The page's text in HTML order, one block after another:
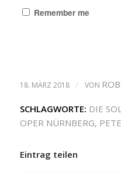
Remember me
18. MÄRZ 2018 / VON
SCHLAGWORTE: DIE
OPER NÜRNBERG,
Eintrag teilen